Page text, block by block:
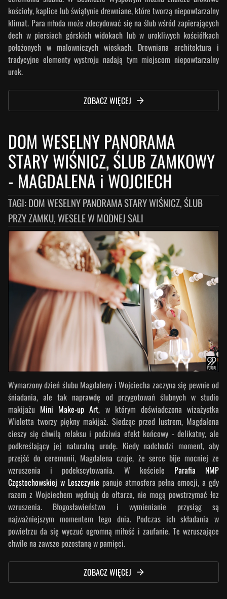
kościoły, kaplice lub świątynie drewniane, które tworzą niepowtarzalny
klimat. Para młoda może zdecydować się na ślub wśród zapierających
dech w piersiach górskich widokach lub w urokliwych kościółkach
położonych w malowniczych wioskach. Drewniana architektura i
tradycyjne elementy wystroju nadają tym miejscom niepowtarzalny
urok.
ZOBACZ WIĘCEJ
DOM WESELNY PANORAMA
STARY WIŚNICZ, ŚLUB ZAMKOWY
- MAGDALENA i WOJCIECH
TAGI:DOM WESELNY PANORAMA STARY WIŚNICZ, ŚLUB
PRZY ZAMKU, WESELE W MODNEJ SALI
Wymarzony dzień ślubu Magdaleny i Wojciecha zaczyna się pewnie od
śniadania, ale tak naprawdę od przygotowań ślubnych w studio
makijażu Mini Make-up Art, w którym doświadczona wizażystka
Wioletta tworzy piękny makijaż. Siedząc przed lustrem, Magdalena
cieszy się chwilą relaksu i podziwia efekt końcowy - delikatny, ale
podkreślający jej naturalną urodę. Kiedy nadchodzi moment, aby
przejść do ceremonii, Magdalena czuje, że serce bije mocniej ze
wzruszenia i podekscytowania. W kościele Parafia NMP
Częstochowskiej w Leszczynie panuje atmosfera pełna emocji, a gdy
razem z Wojciechem wędrują do ołtarza, nie mogą powstrzymać łez
wzruszenia. Błogosławieństwo i wymienianie przysiąg są
najważniejszym momentem tego dnia. Podczas ich składania w
powietrzu da się wyczuć ogromną miłość i zaufanie. Te wzruszające
chwile na zawsze pozostaną w pamięci.
ZOBACZ WIĘCEJ